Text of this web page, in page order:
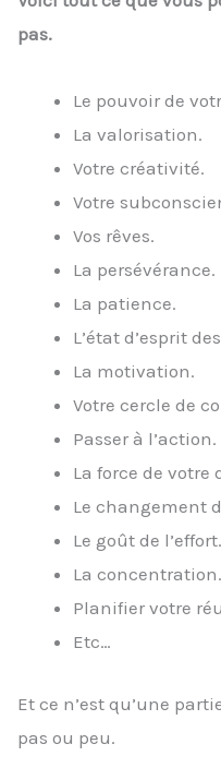
pas.
Le pouvoir de
La valorisation.
Votre créativité.
Votre
Vos rêves.
La persévérance.
La patience.
L’état d’esprit
La motivation.
Votre cercle de
Passer à l’action.
La force de votre
Le changement
Le goût de l’effort.
La concentration.
Planifier votre
Etc…
Et ce n’est qu’une
pas ou peu.